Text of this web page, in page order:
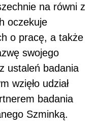
na równi z
oczekuje
o pracę, a także
swojego
ustaleń badania
wzięło udział
badania
Szminką.